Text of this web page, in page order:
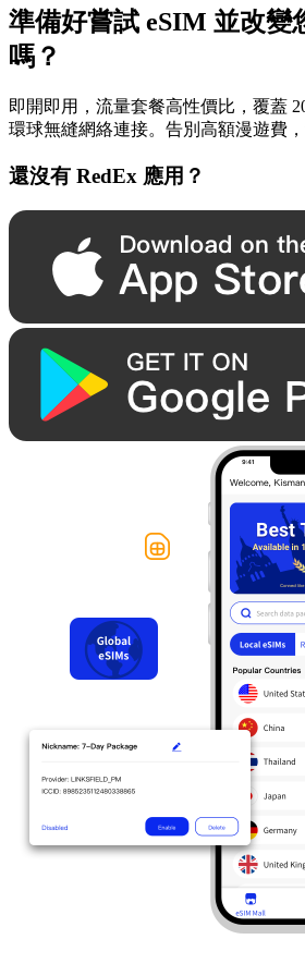
準備好嘗試 eSIM 並改變
嗎？
即開即用，流量套餐高性價比，覆蓋
環球無縫網絡連接。告別高額漫遊費，
還沒有 RedEx 應用？